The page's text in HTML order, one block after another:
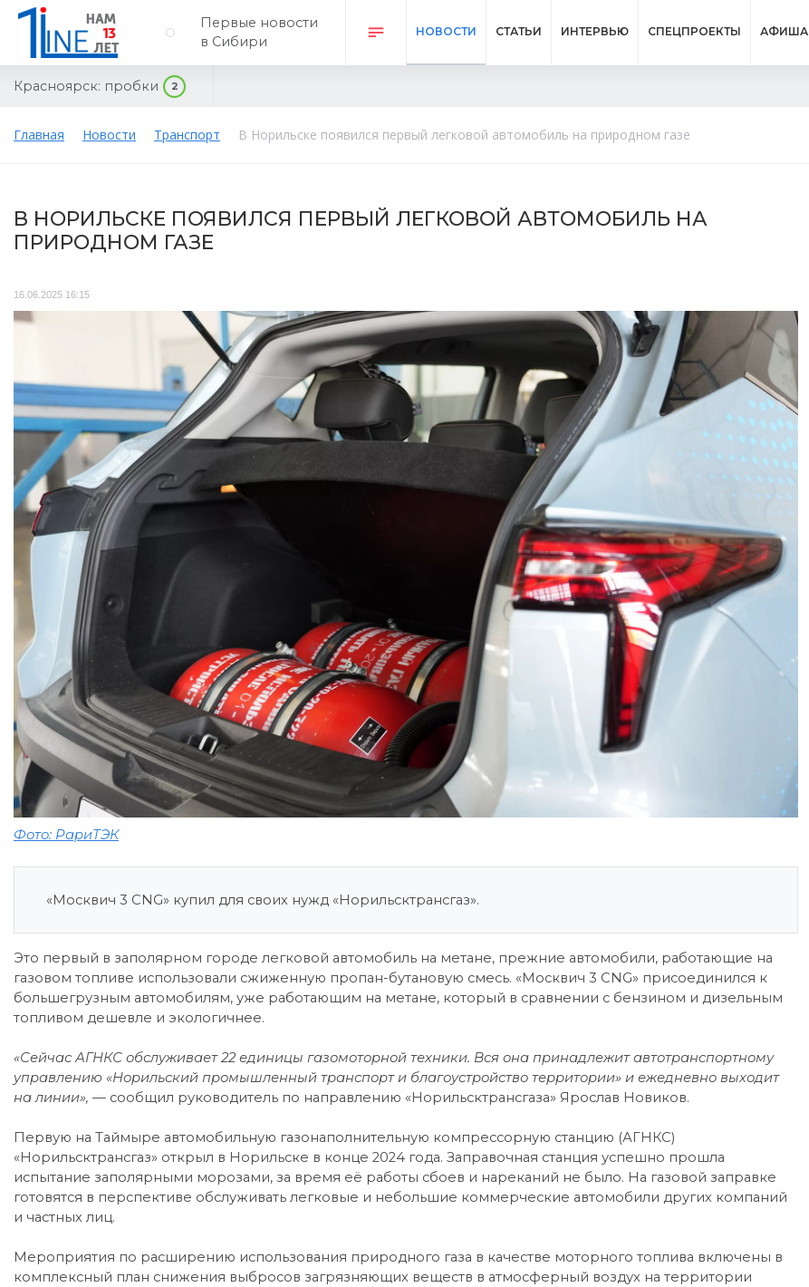
Первые новости
в Сибири
НОВОСТИ СТАТЬИ ИНТЕРВЬЮ СПЕЦПРОЕКТЫ АФИША
Красноярск: пробки 2
Главная Новости Транспорт В Норильске появился первый легковой автомобиль на природном газе
В НОРИЛЬСКЕ ПОЯВИЛСЯ ПЕРВЫЙ ЛЕГКОВОЙ АВТОМОБИЛЬ НА
ПРИРОДНОМ ГАЗЕ
16.06.2025 16:15
Фото: РариТЭК
«Москвич 3 CNG» купил для своих нужд «Норильсктрансгаз».
Это первый в заполярном городе легковой автомобиль на метане, прежние автомобили, работающие на
газовом топливе использовали сжиженную пропан-бутановую смесь. «Москвич 3 CNG» присоединился к
большегрузным автомобилям, уже работающим на метане, который в сравнении с бензином и дизельным
топливом дешевле и экологичнее.
«Сейчас АГНКС обслуживает 22 единицы газомоторной техники. Вся она принадлежит автотранспортному
управлению «Норильский промышленный транспорт и благоустройство территории» и ежедневно выходит
на линии», — сообщил руководитель по направлению «Норильсктрансгаза» Ярослав Новиков.
Первую на Таймыре автомобильную газонаполнительную компрессорную станцию (АГНКС)
«Норильсктрансгаз» открыл в Норильске в конце 2024 года. Заправочная станция успешно прошла
испытание заполярными морозами, за время её работы сбоев и нареканий не было. На газовой заправке
готовятся в перспективе обслуживать легковые и небольшие коммерческие автомобили других компаний
и частных лиц.
Мероприятия по расширению использования природного газа в качестве моторного топлива включены в
комплексный план снижения выбросов загрязняющих веществ в атмосферный воздух на территории